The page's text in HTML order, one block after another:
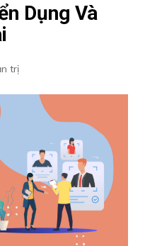
Dụng Và
trị